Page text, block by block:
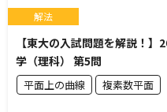
【東大の入試問題を解説！
学（理科） 第5問
平面上の曲線 複素数平面
解法